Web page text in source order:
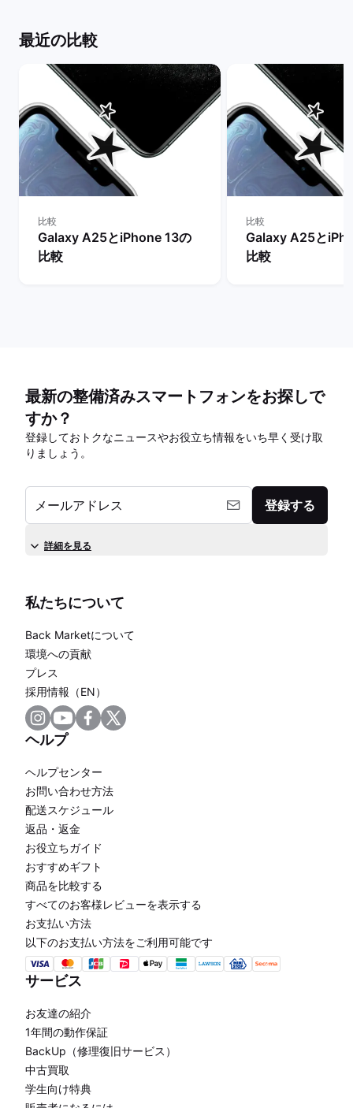
最近の比較
比較
Galaxy A25とiPhone 13の
比較
比較
Galaxy A25と
比較
最新の整備済みスマートフォンをお探しで
すか？
登録しておトクなニュースやお役立ち情報をいち早く受け取
りましょう。
メールアドレス 登録する
詳細を見る
私たちについて
Back Marketについて
環境への貢献
プレス
採用情報（EN）
ヘルプ
ヘルプセンター
お問い合わせ方法
配送スケジュール
返品・返金
お役立ちガイド
おすすめギフト
商品を比較する
すべてのお客様レビューを表示する
お支払い方法
以下のお支払い方法をご利用可能です
サービス
お友達の紹介
1年間の動作保証
BackUp（修理復旧サービス）
中古買取
学生向け特典